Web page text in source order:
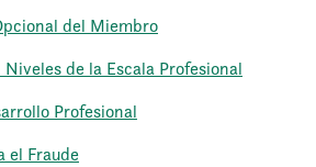
del Miembro
de la Escala Profesional
Profesional
el Fraude